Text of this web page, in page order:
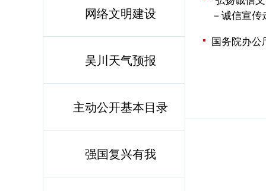
网络文明建设
吴川天气预报
主动公开基本目录
强国复兴有我
－诚信宣传
国务院办公